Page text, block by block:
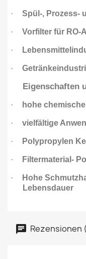
· Spül-, Prozess-
· Vorfilter für RO-
·
·
Eigenschaften
· hohe
· vielfältige
· Polypropylen
· Filtermaterial-
·
Hohe
Lebensdauer
Rezensionen